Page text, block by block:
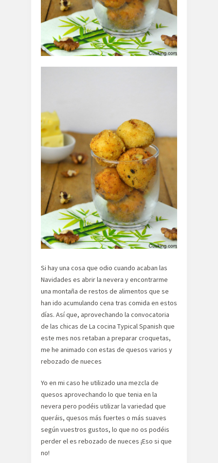
Si hay una cosa que odio cuando acaban las
Navidades es abrir la nevera y encontrarme
una montaña de restos de alimentos que se
han ido acumulando cena tras comida en estos
días. Así que, aprovechando la convocatoria
de las chicas de La cocina Typical Spanish que
este mes nos retaban a preparar croquetas,
me he animado con estas de quesos varios y
rebozado de nueces
Yo en mi caso he utilizado una mezcla de
quesos aprovechando lo que tenia en la
nevera pero podéis utilizar la variedad que
queráis, quesos más fuertes o más suaves
según vuestros gustos, lo que no os podéis
perder el es rebozado de nueces ¡Eso si que
no!